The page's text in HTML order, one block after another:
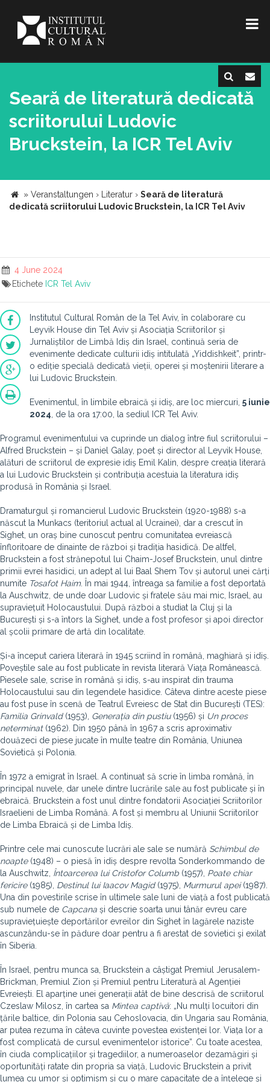
Seară de literatură dedicată
scriitorului Ludovic
Bruckstein, la ICR Tel Aviv
» Veranstaltungen › Literatur › Seară de literatură
dedicată scriitorului Ludovic Bruckstein, la ICR Tel Aviv
4 June 2024
Etichete ICR Tel Aviv
Institutul Cultural Român de la Tel Aviv, în colaborare cu
Leyvik House din Tel Aviv și Asociația Scriitorilor și
Jurnaliștilor de Limbă Idiș din Israel, continuă seria de
evenimente dedicate culturii idiș intitulată „Yiddishkeit”, printr-
o ediție specială dedicată vieții, operei și moștenirii literare a
lui Ludovic Bruckstein.
Evenimentul, în limbile ebraică și idiș, are loc miercuri, 5 iunie
2024 , de la ora 17:00, la sediul ICR Tel Aviv.
Programul evenimentului va cuprinde un dialog între fiul scriitorului –
Alfred Bruckstein – și Daniel Galay, poet și director al Leyvik House,
alături de scriitorul de expresie idiș Emil Kalin, despre creația literară
a lui Ludovic Bruckstein și contribuția acestuia la literatura idiș
produsă în România și Israel.
Dramaturgul și romancierul Ludovic Bruckstein (1920-1988) s-a
născut la Munkacs (teritoriul actual al Ucrainei), dar a crescut în
Sighet, un oraș bine cunoscut pentru comunitatea evreiască
înfloritoare de dinainte de război și tradiția hasidică. De altfel,
Bruckstein a fost strănepotul lui Chaim-Josef Bruckstein, unul dintre
primii evrei hasidici, un adept al lui Baal Shem Tov și autorul unei cărți
numite Tosafot Haim. În mai 1944, întreaga sa familie a fost deportată
la Auschwitz, de unde doar Ludovic și fratele său mai mic, Israel, au
supraviețuit Holocaustului. După război a studiat la Cluj și la
București și s-a întors la Sighet, unde a fost profesor și apoi director
al școlii primare de artă din localitate.
Și-a început cariera literară în 1945 scriind în română, maghiară și idiș.
Poveștile sale au fost publicate în revista literară Viața Românească.
Piesele sale, scrise în română și idiș, s-au inspirat din trauma
Holocaustului sau din legendele hasidice. Câteva dintre aceste piese
au fost puse în scenă de Teatrul Evreiesc de Stat din București (TES):
Familia Grinvald(1953), Generația din pustiu(1956) și Un proces
neterminat(1962). Din 1950 până în 1967 a scris aproximativ
douăzeci de piese jucate în multe teatre din România, Uniunea
Sovietică și Polonia.
În 1972 a emigrat în Israel. A continuat să scrie în limba română, în
principal nuvele, dar unele dintre lucrările sale au fost publicate și în
ebraică. Bruckstein a fost unul dintre fondatorii Asociației Scriitorilor
Israelieni de Limba Română. A fost și membru al Uniunii Scriitorilor
de Limba Ebraică și de Limba Idiș.
Printre cele mai cunoscute lucrări ale sale se numără Schimbul de
noapte(1948) – o piesă în idiș despre revolta Sonderkommando de
la Auschwitz, Întoarcerea lui Cristofor Columb (1957), Poate chiar
fericire(1985), Destinul lui Iaacov Magid(1975), Murmurul apei(1987).
Una din povestirile scrise în ultimele sale luni de viață a fost publicată
sub numele de Capcana și descrie soarta unui tânăr evreu care
supraviețuiește deportărilor evreilor din Sighet în lagărele naziste
ascunzându-se în pădure doar pentru a fi arestat de sovietici şi exilat
în Siberia.
În Israel, pentru munca sa, Bruckstein a câștigat Premiul Jerusalem-
Brickman, Premiul Zion și Premiul pentru Literatură al Agenției
Evreiești. El aparține unei generații atât de bine descrisă de scriitorul
Czeslaw Milosz, în cartea sa Mintea captivă: „Nu mulți locuitori din
țările baltice, din Polonia sau Cehoslovacia, din Ungaria sau România,
ar putea rezuma în câteva cuvinte povestea existenței lor. Viața lor a
fost complicată de cursul evenimentelor istorice”. Cu toate acestea,
în ciuda complicațiilor și tragediilor, a numeroaselor dezamăgiri și
oportunități ratate din propria sa viață, Ludovic Bruckstein a privit
lumea cu umor și optimism și cu o mare capacitate de a înțelege și